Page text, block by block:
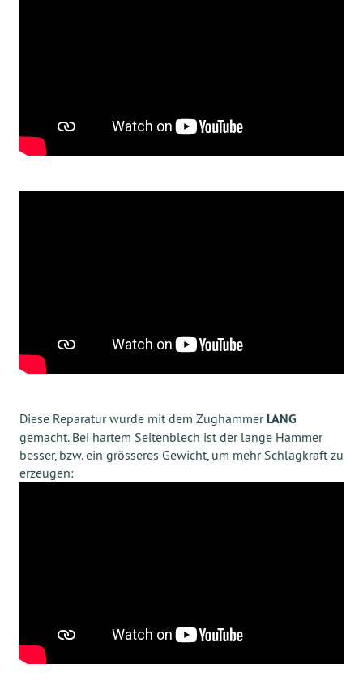
Diese Reparatur wurde mit dem Zughammer LANG
gemacht. Bei hartem Seitenblech ist der lange Hammer
besser, bzw. ein grösseres Gewicht, um mehr Schlagkraft zu
erzeugen: